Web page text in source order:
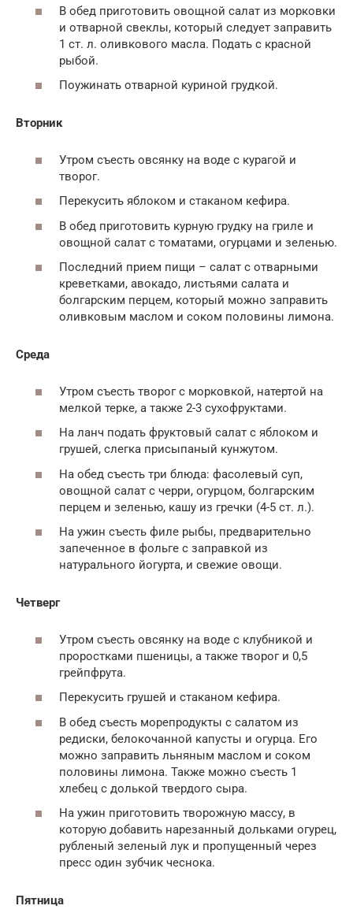
В обед приготовить овощной салат из морковки
и отварной свеклы, который следует заправить
1 ст. л. оливкового масла. Подать с красной
рыбой.
Поужинать отварной куриной грудкой.
Вторник
Утром съесть овсянку на воде с курагой и
творог.
Перекусить яблоком и стаканом кефира.
В обед приготовить курную грудку на гриле и
овощной салат с томатами, огурцами и зеленью.
Последний прием пищи – салат с отварными
креветками, авокадо, листьями салата и
болгарским перцем, который можно заправить
оливковым маслом и соком половины лимона.
Среда
Утром съесть творог с морковкой, натертой на
мелкой терке, а также 2-3 сухофруктами.
На ланч подать фруктовый салат с яблоком и
грушей, слегка присыпаный кунжутом.
На обед съесть три блюда: фасолевый суп,
овощной салат с черри, огурцом, болгарским
перцем и зеленью, кашу из гречки (4-5 ст. л.).
На ужин съесть филе рыбы, предварительно
запеченное в фольге с заправкой из
натурального йогурта, и свежие овощи.
Четверг
Утром съесть овсянку на воде с клубникой и
проростками пшеницы, а также творог и 0,5
грейпфрута.
Перекусить грушей и стаканом кефира.
В обед съесть морепродукты с салатом из
редиски, белокочанной капусты и огурца. Его
можно заправить льняным маслом и соком
половины лимона. Также можно съесть 1
хлебец с долькой твердого сыра.
На ужин приготовить творожную массу, в
которую добавить нарезанный дольками огурец,
рубленый зеленый лук и пропущенный через
пресс один зубчик чеснока.
Пятница